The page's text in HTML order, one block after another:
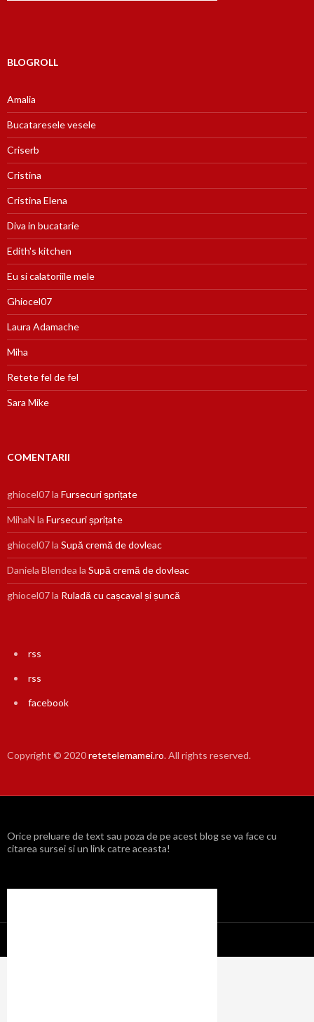
BLOGROLL
Amalia
Bucataresele vesele
Criserb
Cristina
Cristina Elena
Diva in bucatarie
Edith's kitchen
Eu si calatoriile mele
Ghiocel07
Laura Adamache
Miha
Retete fel de fel
Sara Mike
COMENTARII
ghiocel07la Fursecuri șprițate
MihaN la Fursecuri șprițate
ghiocel07la Supă cremă de dovleac
Daniela Blendea la Supă cremă de dovleac
ghiocel07la Ruladă cu cașcaval și șuncă
rss
rss
facebook
Copyright © 2020retetelemamei.ro. All rights reserved.
Orice preluare de text sau poza de pe acest blog se va face cu
citarea sursei si un link catre aceasta!